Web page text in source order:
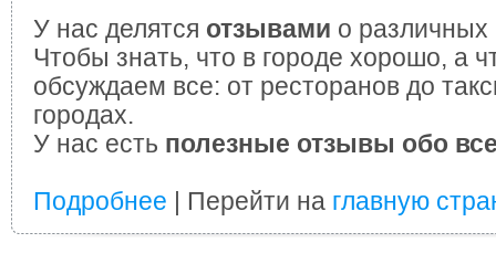
У нас делятся отзывами о различных
Чтобы знать, что в городе хорошо, а
обсуждаем все: от ресторанов до
городах.
У нас есть полезные отзывы обо
Подробнее | Перейти на главную